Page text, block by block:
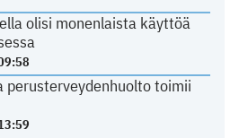
olisi monenlaista käyttöä
perusterveydenhuolto toimii